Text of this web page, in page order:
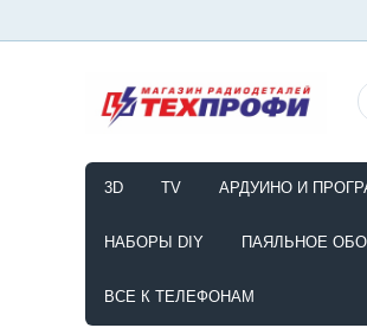
3D TV АРДУИНО И
НАБОРЫ DIY ПАЯЛЬНОЕ
ВСЕ К ТЕЛЕФОНАМ